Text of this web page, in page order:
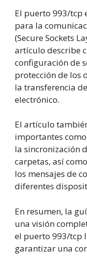
El puerto 993/tcp
para la
(Secure Sockets
artículo describe
configuración de
protección de los
la transferencia
electrónico.
El artículo
importantes
la sincronización
carpetas, así
los mensajes de
diferentes
En resumen, la
una visión
el puerto 993/tcp
garantizar una